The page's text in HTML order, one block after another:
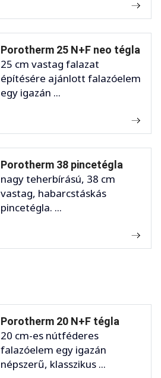
Porotherm 25 N+F neo tégla
25 cm vastag falazat
építésére ajánlott falazóelem
egy igazán ...
Porotherm 38 pincetégla
nagy teherbírású, 38 cm
vastag, habarcstáskás
pincetégla. ...
Porotherm 20 N+F tégla
20 cm-es nútféderes
falazóelem egy igazán
népszerű, klasszikus ...